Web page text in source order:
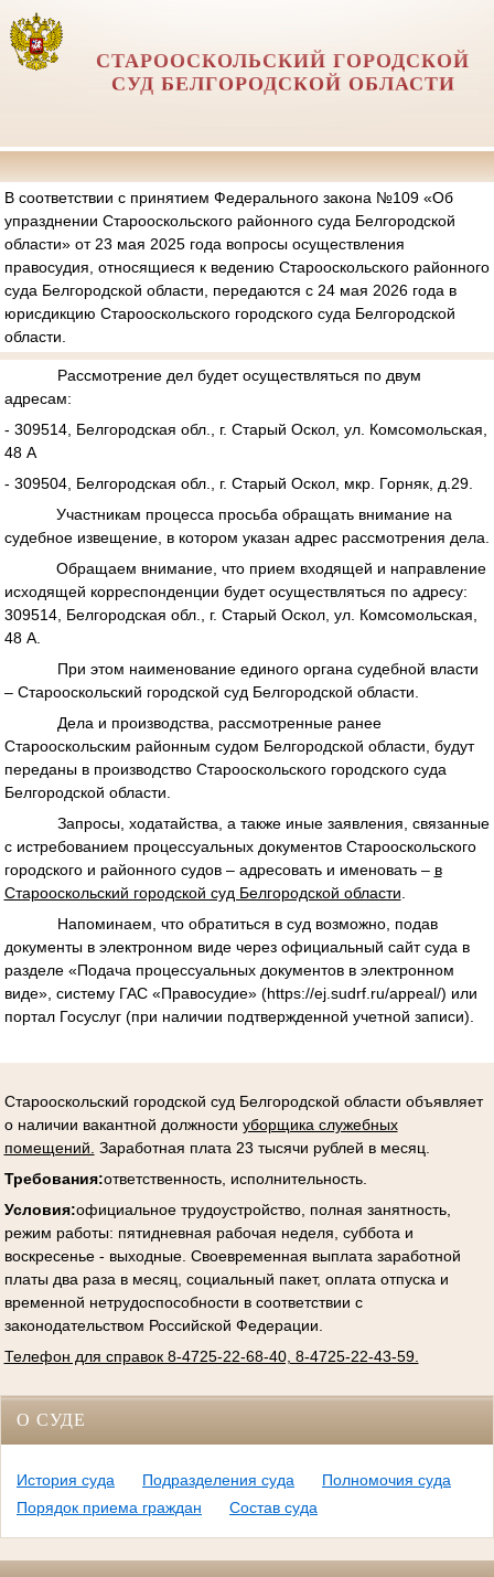
СТАРООСКОЛЬСКИЙ ГОРОДСКОЙ
СУД БЕЛГОРОДСКОЙ ОБЛАСТИ
В соответствии с принятием Федерального закона №109 «Об
упразднении Старооскольского районного суда Белгородской
области» от 23 мая 2025 года вопросы осуществления
правосудия, относящиеся к ведению Старооскольского районного
суда Белгородской области, передаются с 24 мая 2026 года в
юрисдикцию Старооскольского городского суда Белгородской
области.
Рассмотрение дел будет осуществляться по двум
адресам:
- 309514, Белгородская обл., г. Старый Оскол, ул. Комсомольская,
48 А
- 309504, Белгородская обл., г. Старый Оскол, мкр. Горняк, д.29.
Участникам процесса просьба обращать внимание на
судебное извещение, в котором указан адрес рассмотрения дела.
Обращаем внимание, что прием входящей и направление
исходящей корреспонденции будет осуществляться по адресу:
309514, Белгородская обл., г. Старый Оскол, ул. Комсомольская,
48 А.
При этом наименование единого органа судебной власти
– Старооскольский городской суд Белгородской области.
Дела и производства, рассмотренные ранее
Старооскольским районным судом Белгородской области, будут
переданы в производство Старооскольского городского суда
Белгородской области.
Запросы, ходатайства, а также иные заявления, связанные
с истребованием процессуальных документов Старооскольского
городского и районного судов – адресовать и именовать – в
Старооскольский городской суд Белгородской области
Напоминаем, что обратиться в суд возможно, подав
документы в электронном виде через официальный сайт суда в
разделе «Подача процессуальных документов в электронном
виде», систему ГАС «Правосудие» (https://ej.sudrf.ru/appeal/) или
портал Госуслуг (при наличии подтвержденной учетной записи).
Старооскольский городской суд Белгородской области объявляет
о наличии вакантной должности уборщика служебных
помещений. Заработная плата 23 тысячи рублей в месяц.
Требования:ответственность, исполнительность.
Условия:официальное трудоустройство, полная занятность,
режим работы: пятидневная рабочая неделя, суббота и
воскресенье - выходные. Своевременная выплата заработной
платы два раза в месяц, социальный пакет, оплата отпуска и
временной нетрудоспособности в соответствии с
законодательством Российской Федерации.
Телефон для справок 8-4725-22-68-40, 8-4725-22-43-59.
О СУДЕ
История суда Подразделения суда
Полномочия суда
Порядок приема граждан
Состав суда